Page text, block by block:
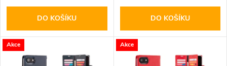
d
u
o
d
DO KOŠÍKU DO KOŠÍKU
Akce Akce